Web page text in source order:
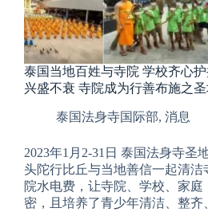
泰国当地百姓与寺院 学校齐心
兴盛不衰 寺院成为行善布施之
泰国法身寺国际部, 消息
2023年1月2-31日 泰国法身寺圣
头陀行比丘与当地善信一起清洁
院水电费，让寺院、学校、家庭
密，且培养了青少年清洁、整齐